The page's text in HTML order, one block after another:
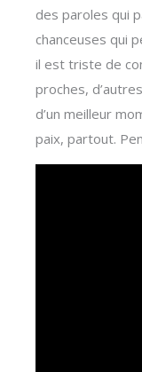
des paroles qui
chanceuses qui
il est triste de
proches,
d’un meilleur
paix, partout.